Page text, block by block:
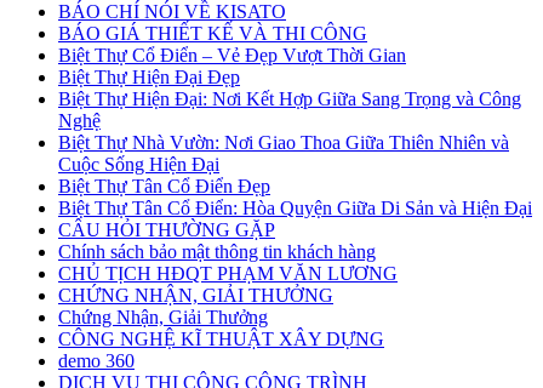
BÁO CHÍ NÓI VỀ KISATO
BÁO GIÁ THIẾT KẾ VÀ THI CÔNG
Biệt Thự Cổ Điển – Vẻ Đẹp Vượt Thời Gian
Biệt Thự Hiện Đại Đẹp
Biệt Thự Hiện Đại: Nơi Kết Hợp Giữa Sang Trọng và Công
Nghệ
Biệt Thự Nhà Vườn: Nơi Giao Thoa Giữa Thiên Nhiên và
Cuộc Sống Hiện Đại
Biệt Thự Tân Cổ Điển Đẹp
Biệt Thự Tân Cổ Điển: Hòa Quyện Giữa Di Sản và Hiện Đại
CÂU HỎI THƯỜNG GẶP
Chính sách bảo mật thông tin khách hàng
CHỦ TỊCH HĐQT PHẠM VĂN LƯƠNG
CHỨNG NHẬN, GIẢI THƯỞNG
Chứng Nhận, Giải Thưởng
CÔNG NGHỆ KĨ THUẬT XÂY DỰNG
demo 360
DỊCH VỤ THI CÔNG CÔNG TRÌNH